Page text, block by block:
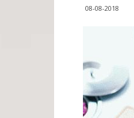
08-08-2018